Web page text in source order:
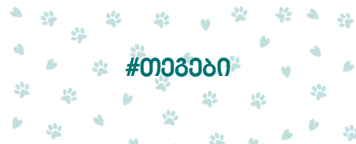
#ᲗᲔᲒᲔᲑᲘ